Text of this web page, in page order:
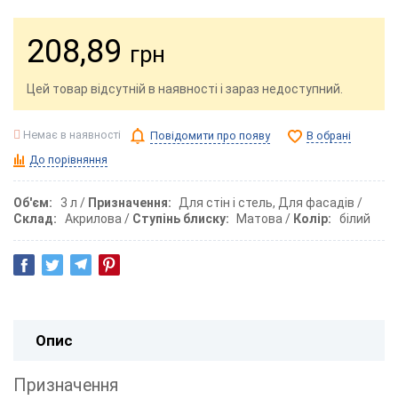
208,89 грн
Цей товар відсутній в наявності і зараз недоступний.
Немає в наявності Повідомити про появу
В обрані
До порівняння
Об'єм 3 л Призначення
Для стін і стель, Для фасадів
Склад
Акрилова Ступінь блиску Матова Колір білий
Опис
Призначення